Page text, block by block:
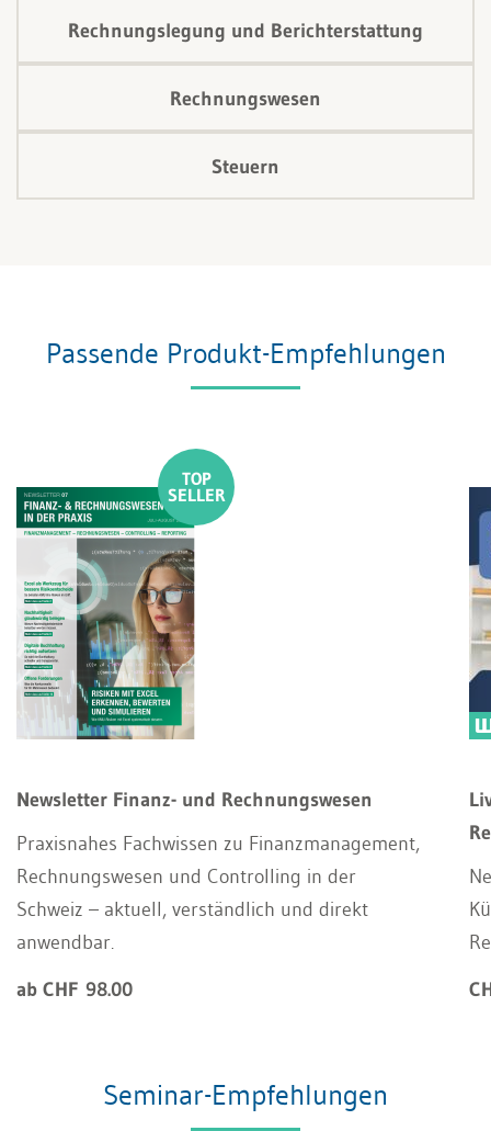
Rechnungslegung und Berichterstattung
Rechnungswesen
Steuern
Passende Produkt-Empfehlungen
Newsletter Finanz- und Rechnungswesen
Praxisnahes Fachwissen zu Finanzmanagement,
Rechnungswesen und Controlling in der
Schweiz – aktuell, verständlich und direkt
anwendbar.
ab CHF 98.00
Seminar-Empfehlungen